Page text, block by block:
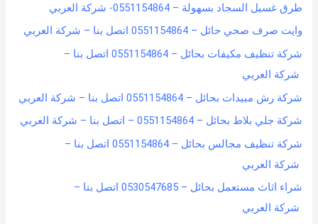
طرق غسيل السجاد بسهولة – 0551154864- شركة العربي
وايت صرف صحي حائل – 0551154864 اتصل بنا – شركة العربي
شركة تنظيف مكيفات بحائل – 0551154864 اتصل بنا –
شركة العربي
شركة رش مبيدات بحائل – 0551154864 اتصل بنا – شركة العربي
شركة جلي بلاط بحائل – 0551154864 – اتصل بنا – شركة العربي
شركة تنظيف مجالس بحائل – 0551154864 اتصل بنا –
شركة العربي
شراء اثاث مستعمل بحائل – 0530547685 اتصل بنا –
شركة العربي